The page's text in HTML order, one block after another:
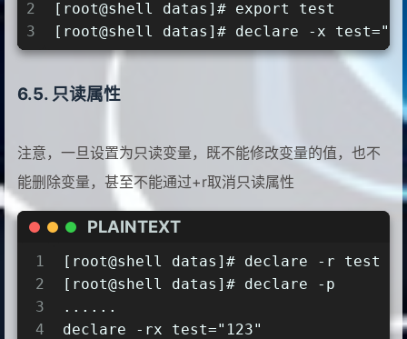
2
3
[root@shell datas]# export test
[root@shell datas]# declare -x
只读属性
注意，一旦设置为只读变量，既不能修改变量的值，也不
能删除变量，甚至不能通过+r取消只读属性
PLAINTEXT
1
2
3
4
[root@shell datas]# declare -r test
[root@shell datas]# declare -p
......
declare -rx test="123"